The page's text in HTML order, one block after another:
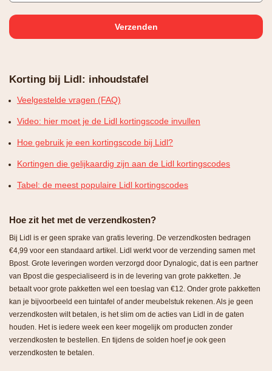
Korting bij Lidl: inhoudstafel
Veelgestelde vragen (FAQ)
Video: hier moet je de Lidl kortingscode invullen
Hoe gebruik je een kortingscode bij Lidl?
Kortingen die gelijkaardig zijn aan de Lidl kortingscodes
Tabel: de meest populaire Lidl kortingscodes
Hoe zit het met de verzendkosten?
Bij Lidl is er geen sprake van gratis levering. De verzendkosten bedragen
€4,99 voor een standaard artikel. Lidl werkt voor de verzending samen met
Bpost. Grote leveringen worden verzorgd door Dynalogic, dat is een partner
van Bpost die gespecialiseerd is in de levering van grote pakketten. Je
betaalt voor grote pakketten wel een toeslag van €12. Onder grote pakketten
kan je bijvoorbeeld een tuintafel of ander meubelstuk rekenen. Als je geen
verzendkosten wilt betalen, is het slim om de acties van Lidl in de gaten
houden. Het is iedere week een keer mogelijk om producten zonder
verzendkosten te bestellen. En tijdens de solden hoef je ook geen
verzendkosten te betalen.